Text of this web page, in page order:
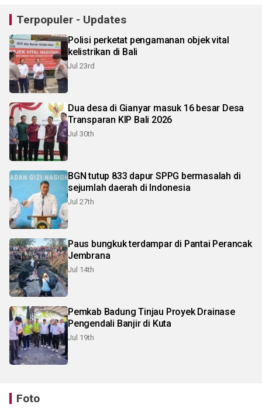
Terpopuler - Updates
Polisi perketat pengamanan objek vital
kelistrikan di Bali
Jul 23rd
Dua desa di Gianyar masuk 16 besar Desa
Transparan KIP Bali 2026
Jul 30th
BGN tutup 833 dapur SPPG bermasalah di
sejumlah daerah di Indonesia
Jul 27th
Paus bungkuk terdampar di Pantai Perancak
Jembrana
Jul 14th
Pemkab Badung Tinjau Proyek Drainase
Pengendali Banjir di Kuta
Jul 19th
Foto